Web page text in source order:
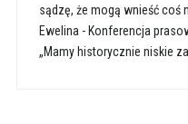
sądzę, że mogą wnieść coś
Ewelina - Konferencja
„Mamy historycznie niskie